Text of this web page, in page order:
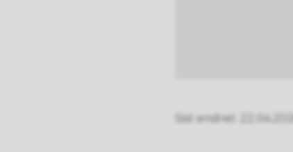
Sist endret